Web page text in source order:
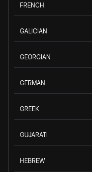
FRENCH
GALICIAN
GEORGIAN
GERMAN
GREEK
GUJARATI
HEBREW